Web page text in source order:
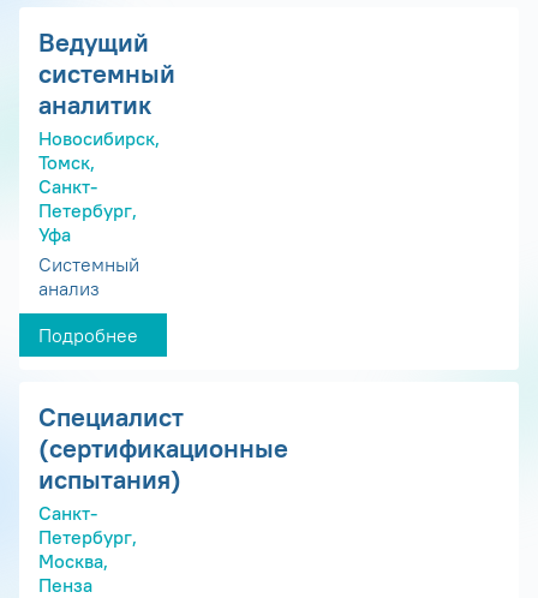
Ведущий
системный
аналитик
Новосибирск,
Томск,
Санкт-
Петербург,
Уфа
Системный
анализ
Подробнее
Специалист
(сертификационные
испытания)
Санкт-
Петербург,
Москва,
Пенза